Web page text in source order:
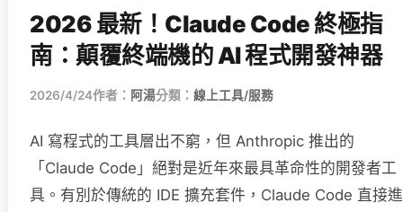
2026 最新！Claude Code 終極指
南：顛覆終端機的 AI 程式開發神器
2026/4/24作者： 阿湯分類： 線上工具/服務
AI 寫程式的工具層出不窮，但 Anthropic 推出的
「Claude Code」絕對是近年來最具革命性的開發者工
具。有別於傳統的 IDE 擴充套件，Claude Code 直接進